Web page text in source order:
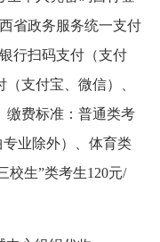
省政务服务统一支付
行扫码支付（支付
支付宝、微信）、
缴费标准：普通类考
业除外）、体育类
校生”类考生120元/